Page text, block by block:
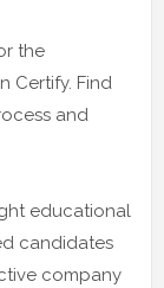
the
Certify. Find
and
educational
candidates
company